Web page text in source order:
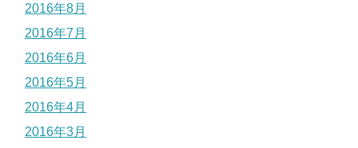
2016年8月
2016年7月
2016年6月
2016年5月
2016年4月
2016年3月